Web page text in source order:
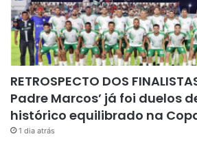
RETROSPECTO DOS
Padre Marcos’ já foi duelos
histórico equilibrado na
1 dia atrás